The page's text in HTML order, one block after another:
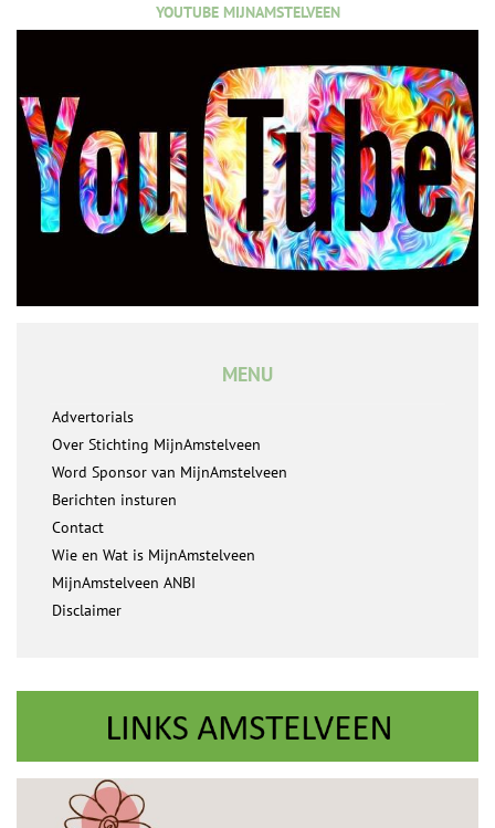
YOUTUBE MIJNAMSTELVEEN
MENU
Advertorials
Over Stichting MijnAmstelveen
Word Sponsor van MijnAmstelveen
Berichten insturen
Contact
Wie en Wat is MijnAmstelveen
MijnAmstelveen ANBI
Disclaimer